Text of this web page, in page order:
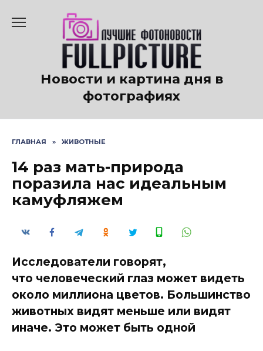
содержанию
Новости и картина дня в
фотографиях
ГЛАВНАЯ » ЖИВОТНЫЕ
14 раз мать-природа
поразила нас идеальным
камуфляжем
Исследователи говорят,
что человеческий глаз может видеть
около миллиона цветов. Большинство
животных видят меньше или видят
иначе. Это может быть одной